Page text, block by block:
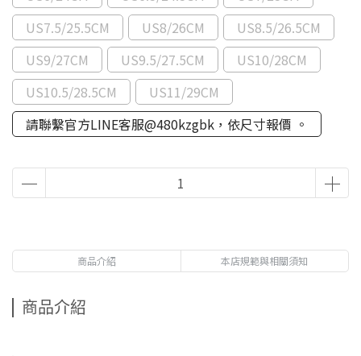
US7.5/25.5CM
US8/26CM
US8.5/26.5CM
US9/27CM
US9.5/27.5CM
US10/28CM
US10.5/28.5CM
US11/29CM
請聯繫官方LINE客服@480kzgbk，依尺寸報價 。
商品介紹 本店規範與相關須知
商品介紹